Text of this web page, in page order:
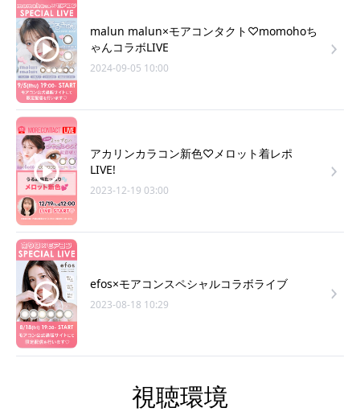
malun malun×モアコンタクト♡momohoち
ゃんコラボLIVE
2024-09-05 10:00
アカリンカラコン新色♡メロット着レポ
LIVE!
2023-12-19 03:00
efos×モアコンスペシャルコラボライブ
2023-08-18 10:29
視聴環境